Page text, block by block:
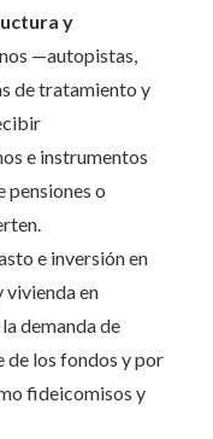
y
—autopistas,
de tratamiento y
e instrumentos
pensiones o
e inversión en
vivienda en
demanda de
los fondos y por
fideicomisos y